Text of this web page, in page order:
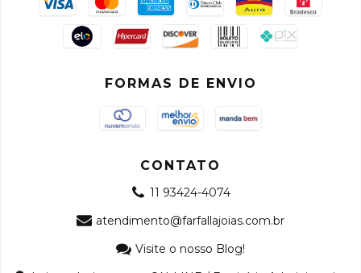
FORMAS DE ENVIO
CONTATO
11 93424-4074
atendimento@farfallajoias.com.br
Visite o nosso Blog!